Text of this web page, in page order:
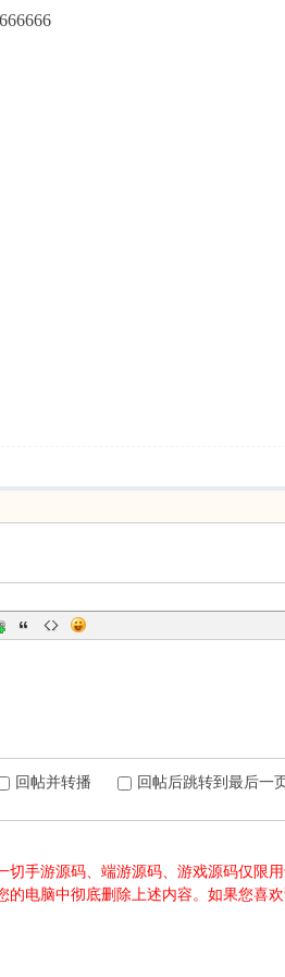
回帖并转播 回帖后跳转到最后一
切手游源码、端游源码、游戏源码仅
的电脑中彻底删除上述内容。如果您